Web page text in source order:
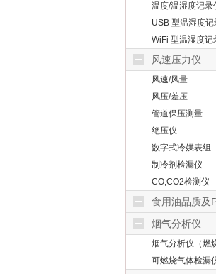
温度/温湿度记录
USB 型温湿度记
WiFi 型温湿度记
风速压力仪
风速/风量
风压/差压
管道保压测量
绝压仪
数字式冷媒表组
制冷剂检漏仪
CO,CO2检测仪
食用油品质及
烟气分析仪
烟气分析仪（燃
可燃烧气体检漏